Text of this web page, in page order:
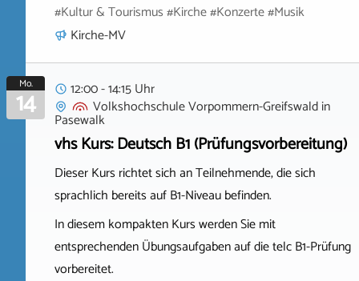
#Kultur & Tourismus #Kirche #Konzerte #Musik
Kirche-MV
Mo.
14
12:00 - 14:15 Uhr
Volkshochschule Vorpommern-Greifswaldin
Pasewalk
vhs Kurs: Deutsch B1 (Prüfungsvorbereitung)
Dieser Kurs richtet sich an Teilnehmende, die sich
sprachlich bereits auf B1-Niveau befinden.
In diesem kompakten Kurs werden Sie mit
entsprechenden Übungsaufgaben auf die telc B1-Prüfung
vorbereitet.